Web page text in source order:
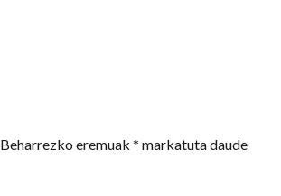
Beharrezko eremuak* markatuta daude